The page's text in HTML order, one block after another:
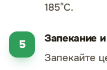
185°C.
Запекание
Запекайте